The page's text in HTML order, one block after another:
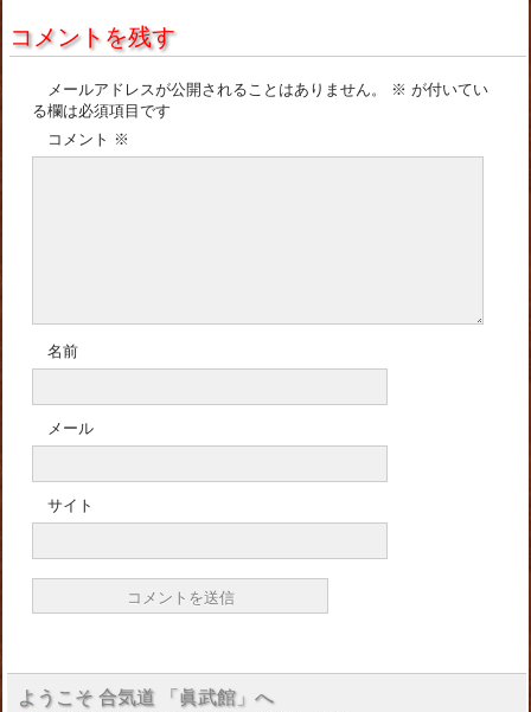
コメントを残す
メールアドレスが公開されることはありません。 ※ が付いてい
る欄は必須項目です
コメント ※
名前
メール
サイト
ようこそ 合気道 「眞武館」へ